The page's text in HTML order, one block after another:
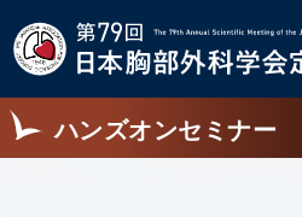
ハンズオンセミナー